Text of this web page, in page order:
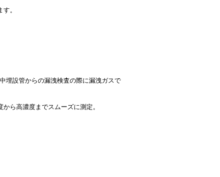
。
埋設管からの漏洩検査の際に漏洩ガスで
ら高濃度までスムーズに測定。